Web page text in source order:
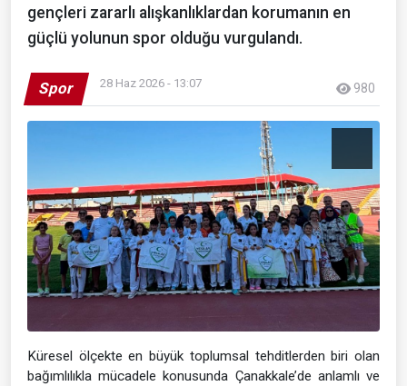
gençleri zararlı alışkanlıklardan korumanın en
güçlü yolunun spor olduğu vurgulandı.
Spor 28 Haz 2026 - 13:07 980
Küresel ölçekte en büyük toplumsal tehditlerden biri olan
bağımlılıkla mücadele konusunda Çanakkale’de anlamlı ve